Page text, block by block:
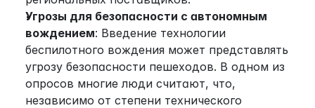
Угрозы для безопасности с автономным
вождением: Введение технологии
беспилотного вождения может представлять
угрозу безопасности пешеходов. В одном из
опросов многие люди считают, что,
независимо от степени технического